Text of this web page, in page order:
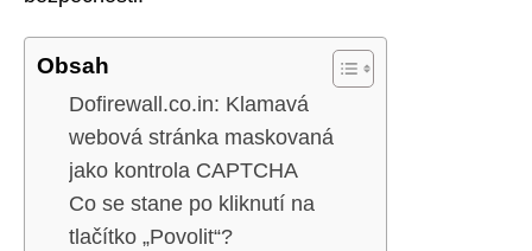
Obsah
Dofirewall.co.in: Klamavá
webová stránka maskovaná
jako kontrola CAPTCHA
Co se stane po kliknutí na
tlačítko „Povolit“?